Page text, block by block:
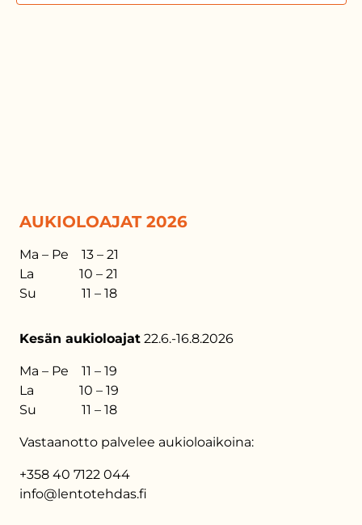
AUKIOLOAJAT 2026
Ma – Pe 13 – 21
La 10 – 21
Su 11 – 18
Kesän aukioloajat 22.6.-16.8.2026
Ma – Pe 11 – 19
La 10 – 19
Su 11 – 18
Vastaanotto palvelee aukioloaikoina:
+358 40 7122 044
info@lentotehdas.fi